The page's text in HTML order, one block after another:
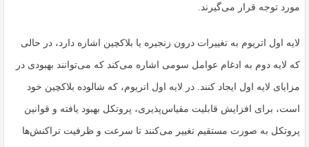
مورد توجه قرار می‌گیرند.
لایه اول اتریوم به تغییرات درون زنجیره یا بلاکچین اشاره دارد، در حالی
که لایه دوم به ادغام عوامل سومی اشاره می‌کند که می‌توانند بهبودی در
مزایای لایه اول ایجاد کنند. در لایه اول اتریوم، که شالوده بلاکچین خود
است، برای افزایش قابلیت مقیاس‌پذیری، پروتکل بهبود یافته و قوانین
پروتکل به صورت مستقیم تغییر می‌کنند تا سرعت و ظرفیت تراکنش‌ها